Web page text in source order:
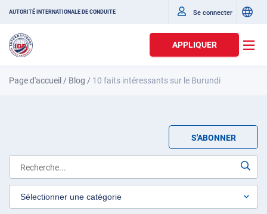
AUTORITÉ INTERNATIONALE DE CONDUITE Se connecter
APPLIQUER
Page d'accueil / Blog / 10 faits intéressants sur le Burundi
S'ABONNER